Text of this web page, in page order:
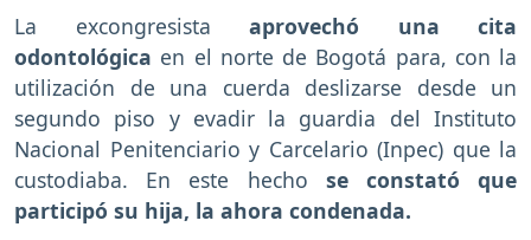
La excongresista aprovechó una cita
odontológica en el norte de Bogotá para, con la
utilización de una cuerda deslizarse desde un
segundo piso y evadir la guardia del Instituto
Nacional Penitenciario y Carcelario (Inpec) que la
custodiaba. En este hecho se constató que
participó su hija, la ahora condenada.